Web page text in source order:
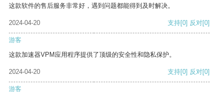
这款软件的售后服务非常好，遇到问题都能得到及时解决。
2024-04-20 支持[0] 反对[0]
游客
这款加速器VPM应用程序提供了顶级的安全性和隐私保护。
2024-04-20 支持[0] 反对[0]
游客